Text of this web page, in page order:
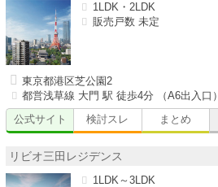
1LDK・2LDK
販売戸数 未定
東京都港区芝公園2
都営浅草線 大門 駅 徒歩4分 （A6出入口）
公式サイト
検討スレ まとめ
リビオ三田レジデンス
1LDK～3LDK